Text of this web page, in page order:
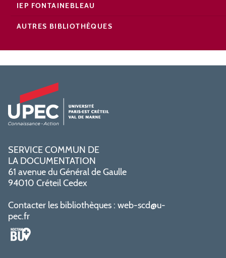
IEP FONTAINEBLEAU
AUTRES BIBLIOTHÈQUES
SERVICE COMMUN DE
LA DOCUMENTATION
61 avenue du Général de Gaulle
94010 Créteil Cedex
Contacter les bibliothèques : web-scd@u-
pec.fr